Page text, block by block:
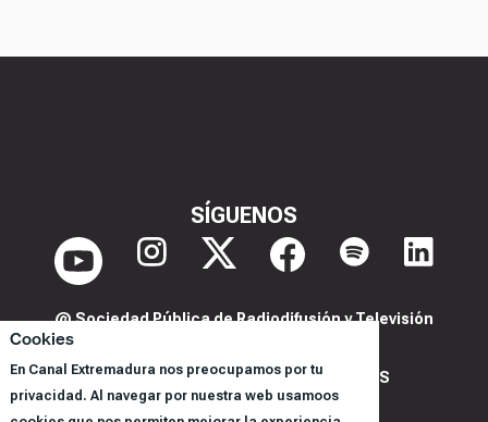
Cookies
En Canal Extremadura nos preocupamos por tu
privacidad. Al navegar por nuestra web usamoos
SÍGUENOS
@ Sociedad Pública de Radiodifusión y Televisión
POLITICA DE PRIVACIDAD Y COOKIES